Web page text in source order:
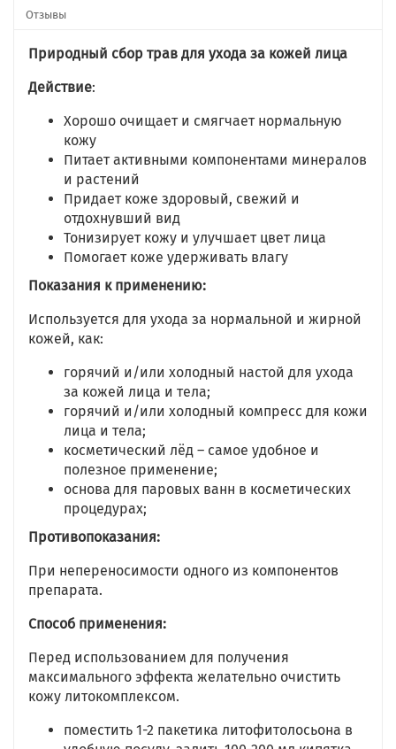
Отзывы
Природный сбор трав для ухода за кожей лица
Действие:
Хорошо очищает и смягчает нормальную
кожу
Питает активными компонентами минералов
и растений
Придает коже здоровый, свежий и
отдохнувший вид
Тонизирует кожу и улучшает цвет лица
Помогает коже удерживать влагу
Показания к применению:
Используется для ухода за нормальной и жирной
кожей, как:
горячий и/или холодный настой для ухода
за кожей лица и тела;
горячий и/или холодный компресс для кожи
лица и тела;
косметический лёд – самое удобное и
полезное применение;
основа для паровых ванн в косметических
процедурах;
Противопоказания:
При непереносимости одного из компонентов
препарата.
Способ применения:
Перед использованием для получения
максимального эффекта желательно очистить
кожу литокомплексом.
поместить 1-2 пакетика литофитолосьона в